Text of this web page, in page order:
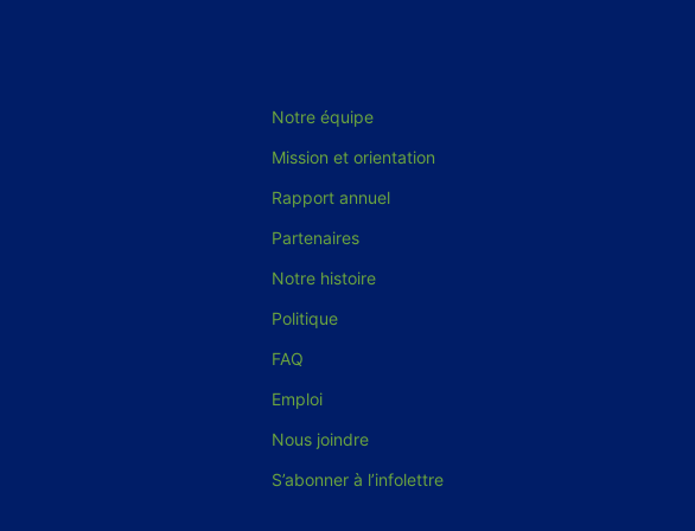
Notre équipe
Mission et orientation
Rapport annuel
Partenaires
Notre histoire
Politique
FAQ
Emploi
Nous joindre
S’abonner à l’infolettre